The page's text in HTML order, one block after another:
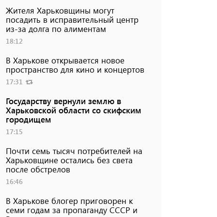
Жителя Харьковщины могут
посадить в исправительный центр
из-за долга по алиментам
18:12
В Харькове открывается новое
пространство для кино и концертов
17:31
Государству вернули землю в
Харьковской области со скифским
городищем
17:15
Почти семь тысяч потребителей на
Харьковщине остались без света
после обстрелов
16:46
В Харькове блогер приговорен к
семи годам за пропаганду СССР и